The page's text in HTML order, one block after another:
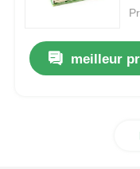
Contactez-nous
Nouvellesmeilleur